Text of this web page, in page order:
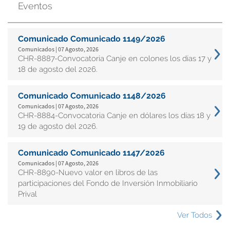
Eventos
Comunicado Comunicado 1149/2026
Comunicados | 07 Agosto, 2026
CHR-8887-Convocatoria Canje en colones los días 17 y
18 de agosto del 2026.
Comunicado Comunicado 1148/2026
Comunicados | 07 Agosto, 2026
CHR-8884-Convocatoria Canje en dólares los días 18 y
19 de agosto del 2026.
Comunicado Comunicado 1147/2026
Comunicados | 07 Agosto, 2026
CHR-8890-Nuevo valor en libros de las
participaciones del Fondo de Inversión Inmobiliario
Prival
Ver Todos